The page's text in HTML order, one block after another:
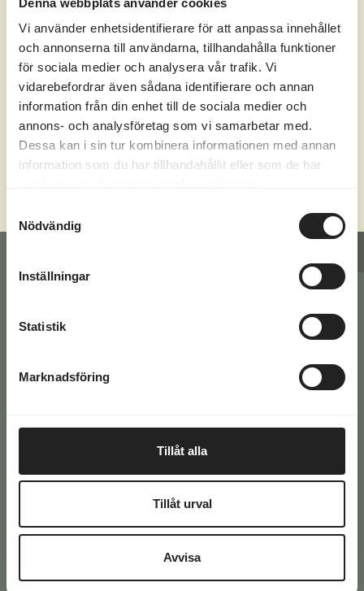
Vi använder enhetsidentifierare för att anpassa innehållet
och annonserna till användarna, tillhandahålla funktioner
för sociala medier och analysera vår trafik. Vi
vidarebefordrar även sådana identifierare och annan
information från din enhet till de sociala medier och
annons- och analysföretag som vi samarbetar med.
Dessa kan i sin tur kombinera informationen med annan
information som du har tillhandahållit eller som de har
Nödvändig
Inställningar
Statistik
Marknadsföring
Tillåt alla
Tillåt urval
Avvisa
Maximera din tid hos oss
Vad vill du göra under din tid hos oss?
Bada, leka, paddla, spela eller tävla? Du
väljer.
SE VÅRA AKTIVITETER
Har du en fråga? Fyll i dina
på +46 771-16 17 00
Svaren på de vanligaste frågorna hittar du här >>
E-
Phone
Text